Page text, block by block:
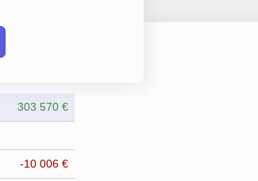
303 570 €
-10 006 €